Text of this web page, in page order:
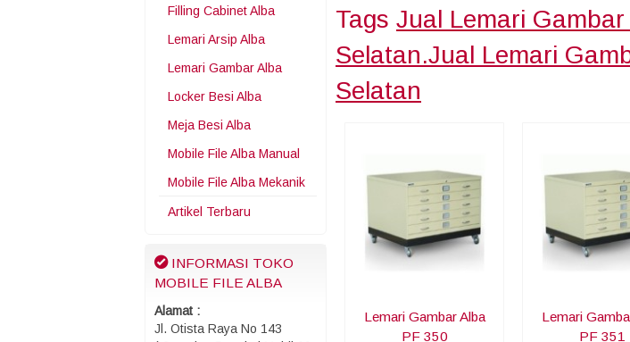
Filling Cabinet Alba
Lemari Arsip Alba
Lemari Gambar Alba
Locker Besi Alba
Meja Besi Alba
Mobile File Alba Manual
Mobile File Alba Mekanik
Artikel Terbaru
INFORMASI TOKO
MOBILE FILE ALBA
Alamat :
Jl. Otista Raya No 143
Tags Jual Lemari
Selatan.Jual Lemari
Selatan
Lemari Gambar Alba
PF 350
Lemari
PF 351